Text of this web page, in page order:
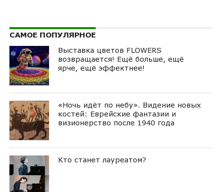
САМОЕ ПОПУЛЯРНОЕ
Выставка цветов FLOWERS
возвращается! Ещё больше, ещё
ярче, ещё эффектнее!
«Ночь идёт по небу». Видение новых
костей: Еврейские фантазии и
визионерство после 1940 года
Кто станет лауреатом?